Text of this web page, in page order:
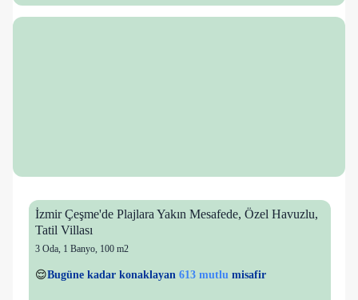
İzmir Çeşme'de Plajlara Yakın Mesafede, Özel Havuzlu,
Tatil Villası
3 Oda, 1 Banyo, 100 m2
👀Son 1 saatte28 kişigörüntüledi